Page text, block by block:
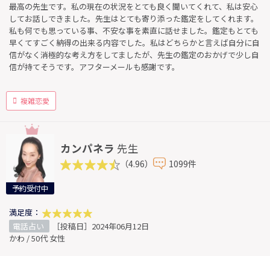
最高の先生です。私の現在の状況をとても良く聞いてくれて、私は安心
してお話しできました。先生はとても寄り添った鑑定をしてくれます。
私も何でも思っている事、不安な事を素直に話せました。鑑定もとても
早くてすごく納得の出来る内容でした。私はどちらかと言えば自分に自
信がなく消極的な考え方をしてましたが、先生の鑑定のおかげで少し自
信が持てそうです。アフターメールも感謝です。
複雑恋愛
予約受付中
カンパネラ 先生
（4.96） 1099件
満足度：
電話占い
［投稿日］2024年06月12日
かわ / 50代 女性